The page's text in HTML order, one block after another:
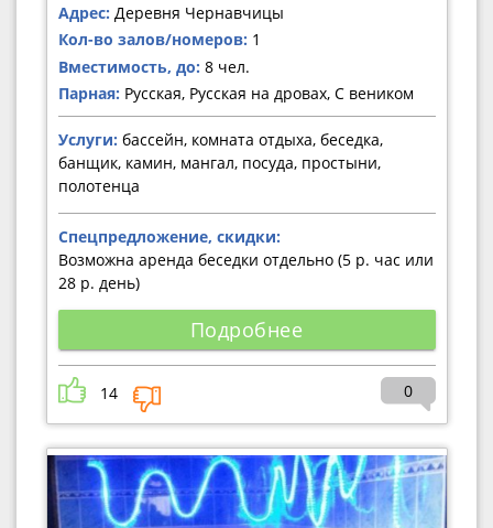
Адрес: Деревня Чернавчицы
Кол-во залов/номеров: 1
Вместимость, до: 8 чел.
Парная: Русская, Русская на дровах, С веником
Услуги: бассейн, комната отдыха, беседка,
банщик, камин, мангал, посуда, простыни,
полотенца
Спецпредложение, скидки:
Возможна аренда беседки отдельно (5 р. час или
28 р. день)
Подробнее
14 0